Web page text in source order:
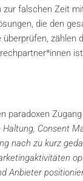
falschen Zeit
die den
paradoxen
Haltung, Consent
nach zu kurz
Anbieter